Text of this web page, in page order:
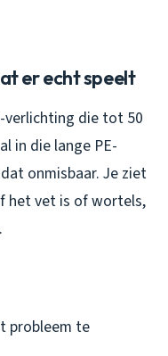
er echt speelt
verlichting die tot 50
in die lange PE-
onmisbaar. Je ziet
het vet is of wortels,
probleem te